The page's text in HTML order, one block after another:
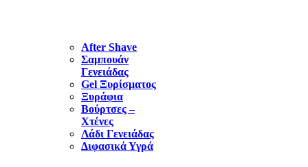
After Shave
Σαμπουάν
Γενειάδας
Gel Ξυρίσματος
Ξυράφια
Βούρτσες –
Χτένες
Λάδι Γενειάδας
Διφασικά Υγρά